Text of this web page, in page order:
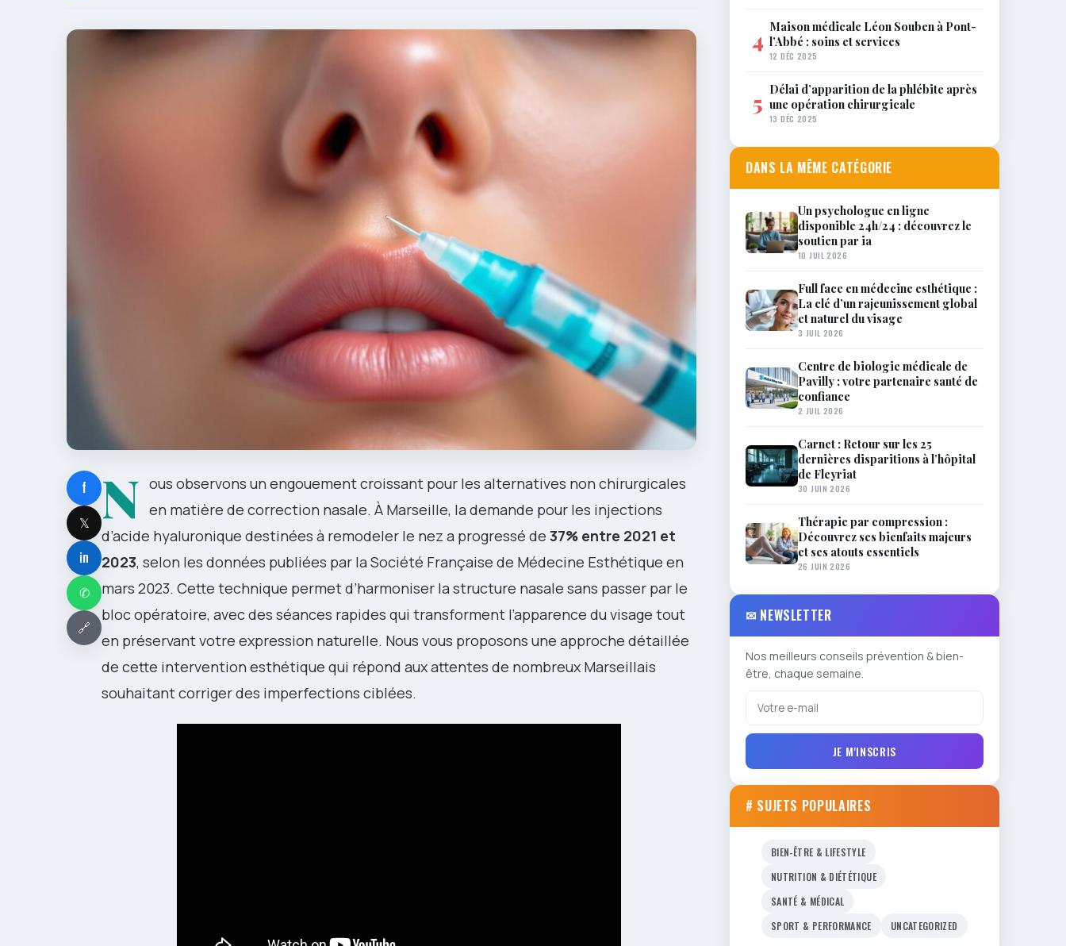
f
𝕏
in
✆
🔗
N ous observons un engouement croissant pour les alternatives non chirurgicales
en matière de correction nasale. À Marseille, la demande pour les injections
d’acide hyaluronique destinées à remodeler le nez a progressé de 37% entre 2021 et
2023, selon les données publiées par la Société Française de Médecine Esthétique en
mars 2023. Cette technique permet d’harmoniser la structure nasale sans passer par le
bloc opératoire, avec des séances rapides qui transforment l’apparence du visage tout
en préservant votre expression naturelle. Nous vous proposons une approche détaillée
de cette intervention esthétique qui répond aux attentes de nombreux Marseillais
souhaitant corriger des imperfections ciblées.
4 Maison médicale Léon Souben à Pont-
l’Abbé : soins et services
12 DÉC 2025
5 Délai d’apparition de la phlébite après
une opération chirurgicale
13 DÉC 2025
DANS LA MÊME CATÉGORIE
Un psychologue en ligne
disponible 24h/24 : découvrez le
soutien par ia
10 JUIL 2026
Full face en médecine esthétique :
La clé d’un rajeunissement global
et naturel du visage
3 JUIL 2026
Centre de biologie médicale de
Pavilly : votre partenaire santé de
confiance
2 JUIL 2026
Carnet : Retour sur les 25
dernières disparitions à l’hôpital
de Fleyriat
30 JUIN 2026
Thérapie par compression :
Découvrez ses bienfaits majeurs
et ses atouts essentiels
26 JUIN 2026
✉ NEWSLETTER
Nos meilleurs conseils prévention & bien-
être, chaque semaine.
JE M'INSCRIS
# SUJETS POPULAIRES
BIEN-ÊTRE & LIFESTYLE
NUTRITION & DIÉTÉTIQUE
SANTÉ & MÉDICAL
SPORT & PERFORMANCE
UNCATEGORIZED